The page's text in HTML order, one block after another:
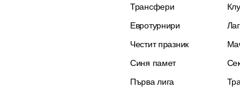
Трансфери
Евротурнири
Честит празник
Синя памет
Първа лига